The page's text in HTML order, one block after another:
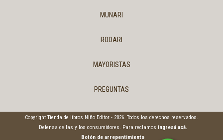
MUNARI
RODARI
MAYORISTAS
PREGUNTAS
Copyright Tienda de libros Niño Editor - 2026. Todos los derechos reservados.
Defensa de las y los consumidores. Para reclamos ingresá acá.
Botón de arrepentimiento